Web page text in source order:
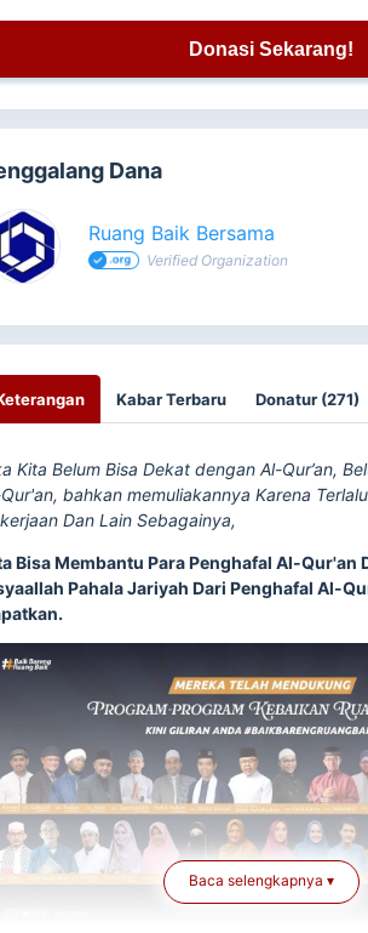
Donasi Sekarang!
Dana
Ruang Baik Bersama
Verified Organization
Kabar Terbaru Donatur (271)
Kita Belum Bisa Dekat dengan Al-Qur’an,
bahkan memuliakannya Karena
Dan Lain Sebagainya,
Bisa Membantu Para Penghafal Al-Qur'an
Pahala Jariyah Dari Penghafal Al-
Baca selengkapnya ▾